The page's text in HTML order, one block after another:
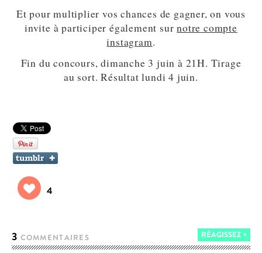
Et pour multiplier vos chances de gagner, on vous
invite à participer également surnotre compte
instagram.
Fin du concours, dimanche 3 juin à 21H. Tirage
au sort. Résultat lundi 4 juin.
4
3 COMMENTAIRES RÉAGISSEZ +